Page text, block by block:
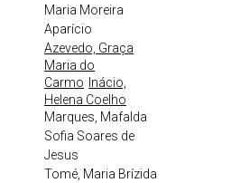
Maria Moreira
Aparício
Azevedo, Graça
Maria do
Carmo
Inácio,
Helena Coelho
Marques, Mafalda
Sofia Soares de
Jesus
Tomé, Maria Brízida